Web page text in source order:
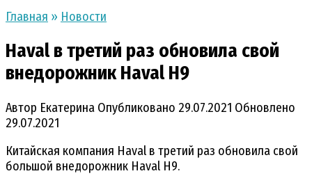
Главная » Новости
Haval в третий раз обновила свой
внедорожник Haval H9
Автор Екатерина Опубликовано 29.07.2021 Обновлено
29.07.2021
Китайская компания Haval в третий раз обновила свой
большой внедорожник Haval H9.